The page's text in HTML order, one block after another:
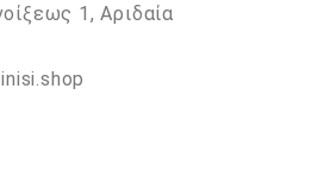
1, Αριδαία